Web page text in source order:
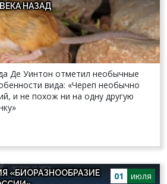
НАЗАД
Де Уинтон отметил необычные
вида: «Череп необычно
и не похож ни на одну другую
01 июля
«БИОРАЗНООБРАЗИЕ